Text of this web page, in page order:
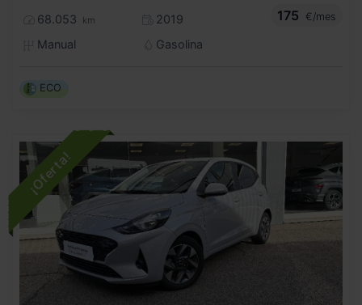
68.053 km
2019
Manual
Gasolina
175
€/mes
ECO